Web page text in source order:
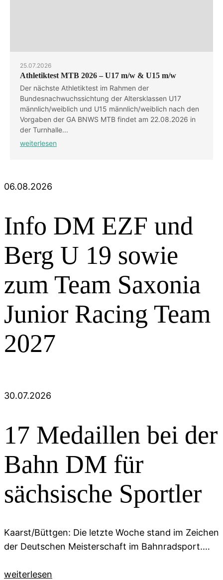
25.07.2026
Athletiktest MTB 2026 – U17 m/w & U15 m/w
Der nächste Athletiktest im Rahmen der
Bundesnachwuchssichtung der Altersklassen U17
männlich/weiblich und U15 männlich/weiblich nach den
Vorgaben der GA BNWS MTB findet am 22.08.2026 in
der Turnhalle...
weiterlesen
06.08.2026
Info DM EZF und
Berg U 19 sowie
zum Team Saxonia
Junior Racing Team
2027
30.07.2026
17 Medaillen bei der
Bahn DM für
sächsische Sportler
Kaarst/Büttgen: Die letzte Woche stand im Zeichen
der Deutschen Meisterschaft im Bahnradsport.…
weiterlesen